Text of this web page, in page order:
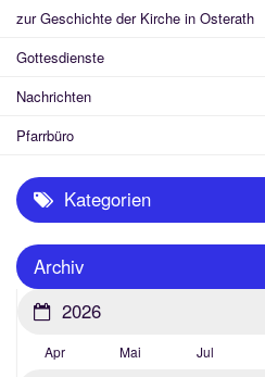
zur Geschichte der Kirche in Osterath
Gottesdienste
Nachrichten
Pfarrbüro
Kategorien
Archiv
2026
Apr Mai Jul